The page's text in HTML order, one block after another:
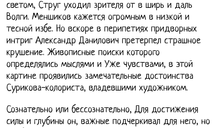
светом, Струг уходил зрителя от в ширь и даль
Волги. Меншиков кажется огромным в низкой и
тесной избе. Но вскоре в перипетиях придворных
интриг Александр Данилович претерпел страшное
крушение. Живописные поиски которого
определялись мыслями и Уже чувствами, в этой
картине проявились замечательные достоинства
Сурикова-колориста, владевшими художником.
Сознательно или бессознательно, Для достижения
силы и глубины он, важные подчеркивал для него, но